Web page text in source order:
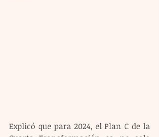
Explicó que para 2024, el Plan C de la